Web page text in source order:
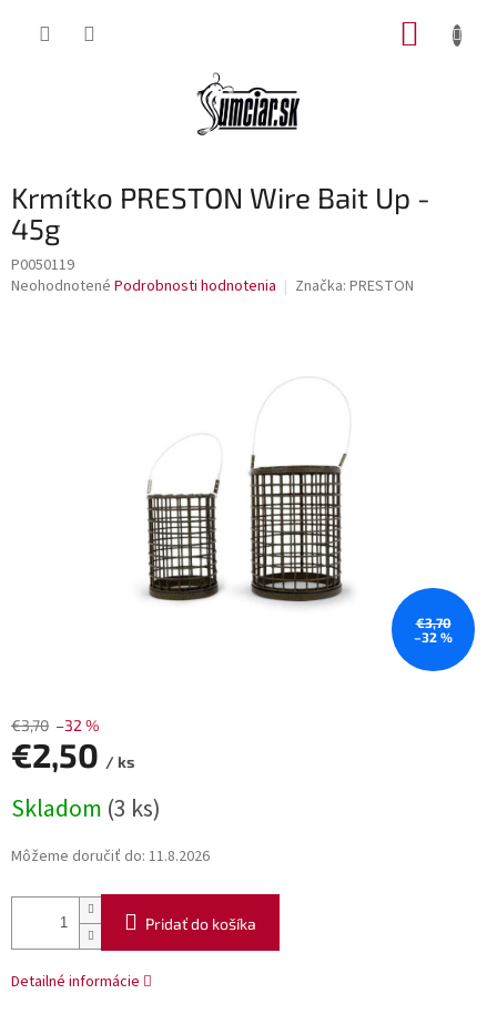
Krmítko PRESTON Wire Bait Up -
45g
P0050119
Priemerné
Neohodnotené Podrobnosti hodnotenia Značka: PRESTON
€3,70
–32 %
€3,70 –32 %
€2,50 / ks
cena:
Skladom (3 ks)
Môžeme doručiť do: 11.8.2026
Pridať do košíka
Detailné informácie